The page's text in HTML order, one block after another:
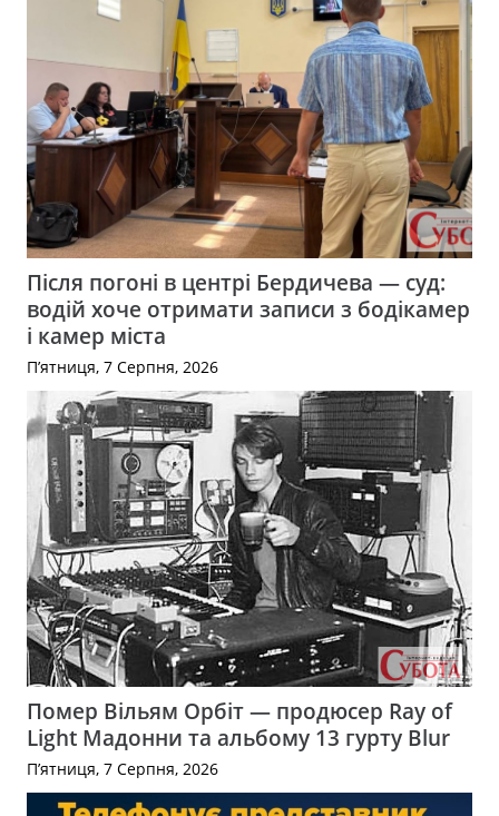
Після погоні в центрі Бердичева — суд:
водій хоче отримати записи з бодікамер
і камер міста
П’ятниця, 7 Серпня, 2026
Помер Вільям Орбіт — продюсер Ray of
Light Мадонни та альбому 13 гурту Blur
П’ятниця, 7 Серпня, 2026